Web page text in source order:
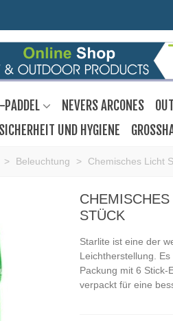
NEVERS ARCONES
SICHERHEIT UND HYGIENE
> Beleuchtung > Chemisches Licht
STÜCK
Starlite ist eine der
Leichtherstellung.
Packung mit 6
verpackt für eine